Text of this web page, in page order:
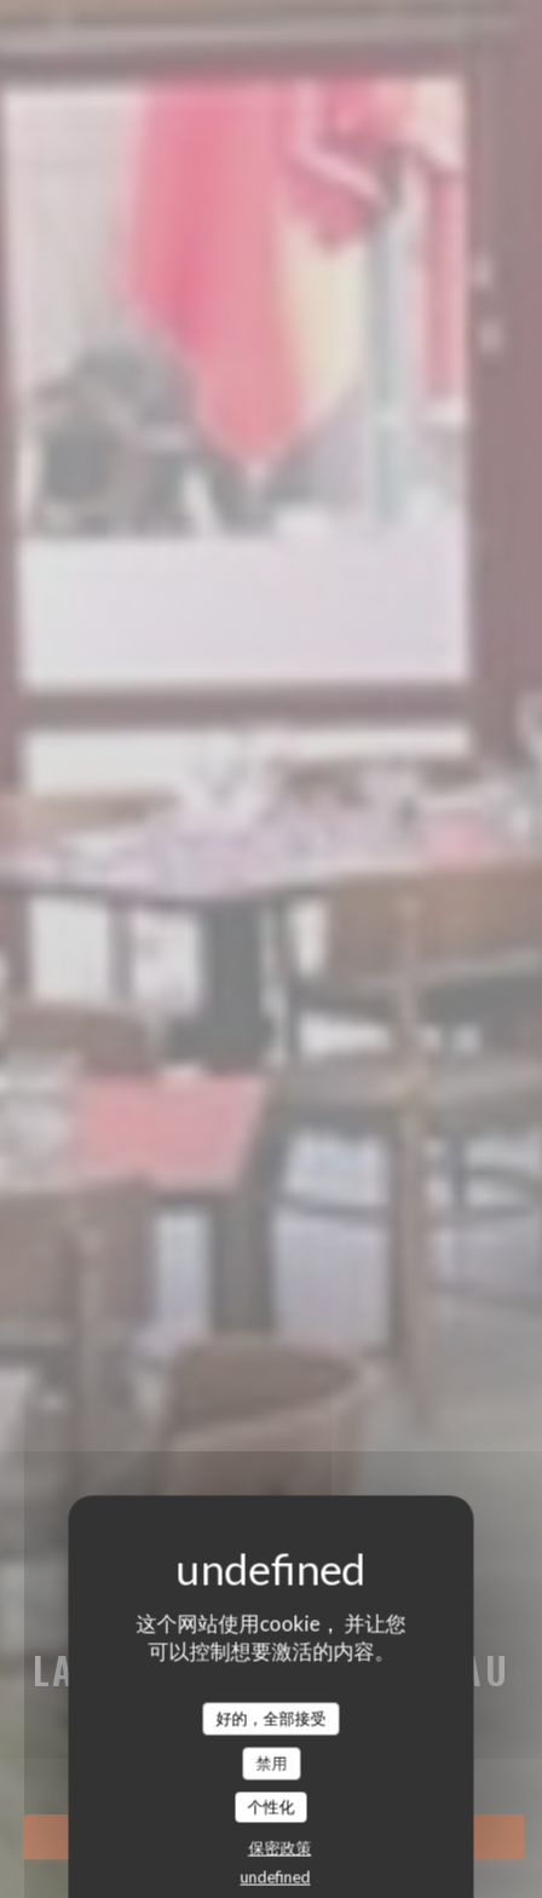
这个网站使用cookie， 并让您
可以控制想要激活的内容。
好的，全部接受
禁用
个性化
保密政策
undefined
LA BRASSERIE DU CHÂTEAU
LA BRASSERIE DU CHÂTEAU
BRASSERIE - RESTAURANT
MALMAISON
预订餐位